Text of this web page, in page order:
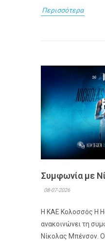
Περισσότερα
Συμφωνία με
08-07-2026
Η ΚΑΕ Κολοσσός H
ανακοινώνει τη
Νίκολας Μπένσον.